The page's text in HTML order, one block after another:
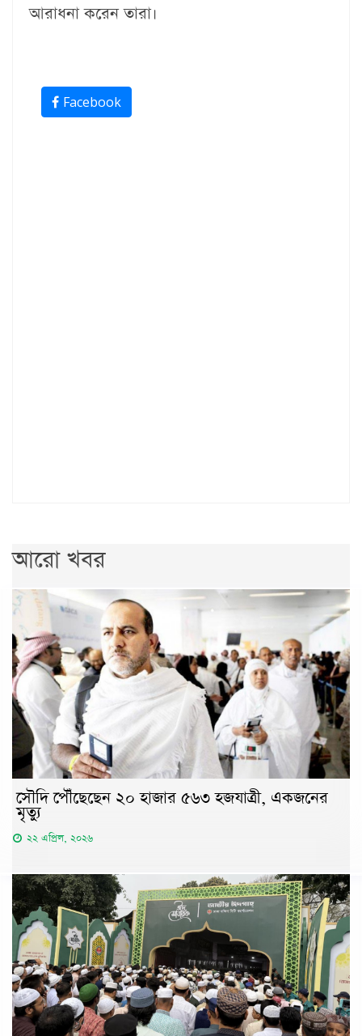
আরাধনা করেন তারা।
Facebook
আরো খবর
সৌদি পৌঁছেছেন ২০ হাজার ৫৬৩ হজযাত্রী, একজনের
মৃত্যু
২২ এপ্রিল, ২০২৬